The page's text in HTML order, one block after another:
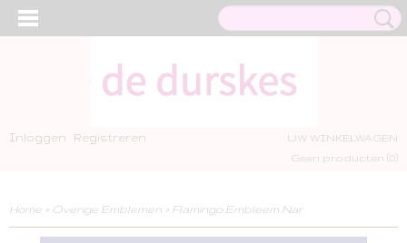
Inloggen Registreren
UW WINKELWAGEN
Geen producten (0)
Home > Overige Emblemen > Flamingo Embleem Nar